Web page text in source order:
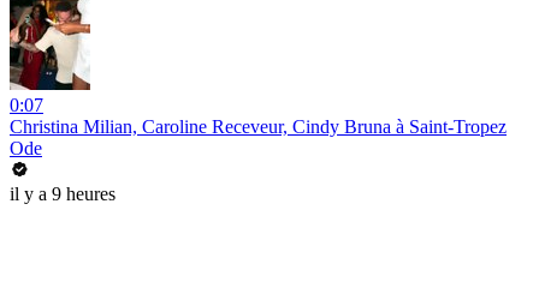
0:07
Christina Milian, Caroline Receveur, Cindy Bruna à Saint-Tropez
Ode
il y a 9 heures